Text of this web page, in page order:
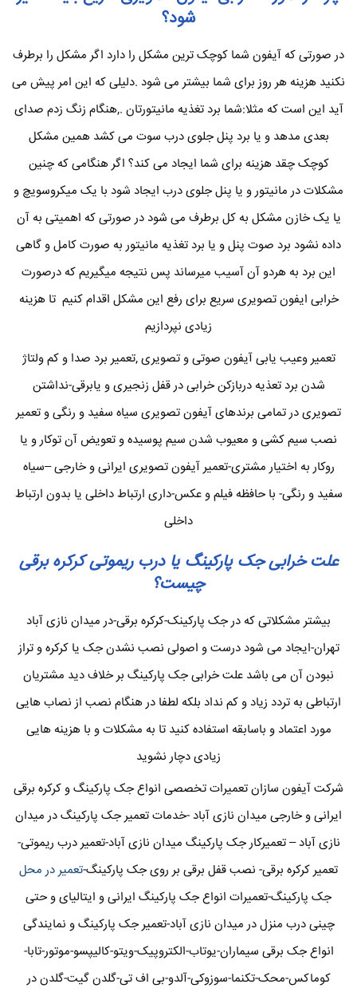
شود؟
در صورتی که آیفون شما کوچک ترین مشکل را دارد اگر مشکل را برطرف
نکنید هزینه هر روز برای شما بیشتر می شود .دلیلی که این امر پیش می
آید این است که مثلا:شما برد تغذیه مانیتورتان .,هنگام زنگ زدم صدای
بعدی مدهد و یا برد پنل جلوی درب سوت می کشد همین مشکل
کوچک چقد هزینه برای شما ایجاد می کند؟ اگر هنگامی که چنین
مشکلات در مانیتور و یا پنل جلوی درب ایجاد شود با یک میکروسویچ و
یا یک خازن مشکل به کل برطرف می شود در صورتی که اهمیتی به آن
داده نشود برد صوت پنل و یا برد تغذیه مانیتور به صورت کامل و گاهی
این برد به هردو آن آسیب میرساند پس نتیجه میگیریم که درصورت
خرابی ایفون تصویری سریع برای رفع این مشکل اقدام کنیم تا هزینه
زیادی نپردازیم
تعمیر وعیب یابی آیفون صوتی و تصویری ,تعمیر برد صدا و کم ولتاژ
شدن برد تعذیه دربازکن خرابی در قفل زنجیری و یابرقی-نداشتن
تصویری در تمامی برندهای آیفون تصویری سیاه سفید و رنگی و تعمیر
نصب سیم کشی و معیوب شدن سیم پوسیده و تعویض آن توکار و یا
روکار به اختیار مشتری-تعمیر آیفون تصویری ایرانی و خارجی –سیاه
سفید و رنگی- با حافظه فیلم و عکس-داری ارتباط داخلی یا بدون ارتباط
داخلی
علت خرابی جک پارکینگ یا درب ریموتی کرکره برقی
چیست؟
بیشتر مشکلاتی که در جک پارکینک-کرکره برقی-در میدان نازی آباد
تهران-ایجاد می شود درست و اصولی نصب نشدن جک یا کرکره و تراز
نبودن آن می باشد علت خرابی جک پارکینگ بر خلاف دید مشتریان
ارتباطی به تردد زیاد و کم نداد بلکه لطفا در هنگام نصب از نصاب هایی
مورد اعتماد و باسابقه استفاده کنید تا به مشکلات و با هزینه هایی
زیادی دچار نشوید
شرکت آیفون سازان تعمیرات تخصصی انواع جک پارکینگ و کرکره برقی
ایرانی و خارجی میدان نازی آباد -خدمات تعمیر جک پارکینگ در میدان
نازی آباد – تعمیرکار جک پارکینگ میدان نازی آباد-تعمیر درب ریموتی-
تعمیر کرکره برقی- نصب قفل برقی بر روی جک پارکینگ-تعمیر در محل
جک پارکینگ-تعمیرات انواع جک پارکینگ ایرانی و ایتالیای و حتی
چینی درب منزل در میدان نازی آباد-تعمیر جک پارکینگ و نمایندگی
انواع جک برقی سیماران-یوتاب-الکتروپیک-ویتو-کالیپسو-موتور-تابا-
کوماکس-محک-تکنما-سوزوکی-آلدو-بی اف تی-گلدن گیت-گلدن در